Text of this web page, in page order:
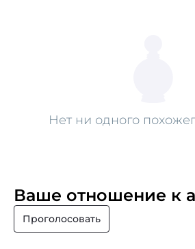
Нет ни одного
Ваше отношение к
Проголосовать